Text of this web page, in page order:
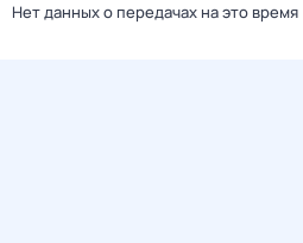
Нет данных о передачах на это время